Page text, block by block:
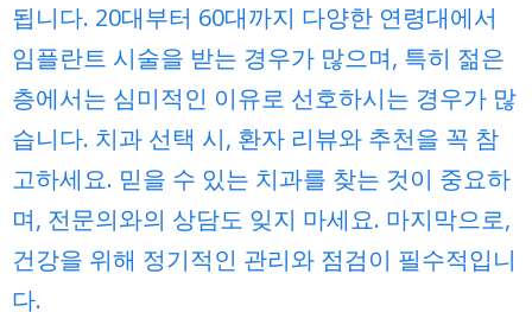
됩니다. 20대부터 60대까지 다양한 연령대에서
임플란트 시술을 받는 경우가 많으며, 특히 젊은
층에서는 심미적인 이유로 선호하시는 경우가 많
습니다. 치과 선택 시, 환자 리뷰와 추천을 꼭 참
고하세요. 믿을 수 있는 치과를 찾는 것이 중요하
며, 전문의와의 상담도 잊지 마세요. 마지막으로,
건강을 위해 정기적인 관리와 점검이 필수적입니
다.